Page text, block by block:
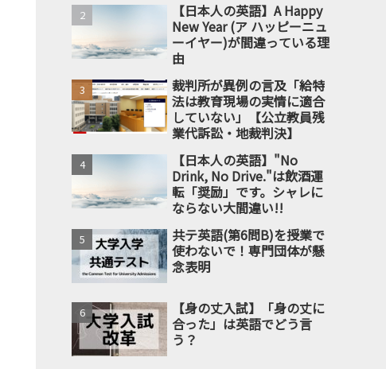
【日本人の英語】A Happy
New Year (ア ハッピーニュ
ーイヤー)が間違っている理
由
裁判所が異例の言及「給特
法は教育現場の実情に適合
していない」【公立教員残
業代訴訟・地裁判決】
【日本人の英語】"No
Drink, No Drive."は飲酒運
転「奨励」です。シャレに
ならない大間違い!!
共テ英語(第6問B)を授業で
使わないで！専門団体が懸
念表明
【身の丈入試】「身の丈に
合った」は英語でどう言
う？